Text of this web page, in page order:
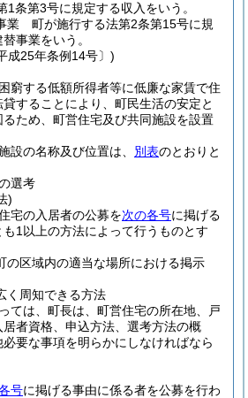
1条第3号に規定する収入をいう。
業 町が施行する法第2条第15号に規
事業をいう。
成25年条例14号〕)
窮する低額所得者等に低廉な家賃で住
することにより、町民生活の安定と
ため、町営住宅及び共同施設を設置
設の名称及び位置は、 別表のとおりと
選考
)
宅の入居者の公募を次の各号に掲げる
1以上の方法によって行うものとす
の区域内の適当な場所における掲示
く周知できる方法
ては、町長は、町営住宅の所在地、戸
者資格、申込方法、選考方法の概
要な事項を明らかにしなければなら
号に掲げる事由に係る者を公募を行わ